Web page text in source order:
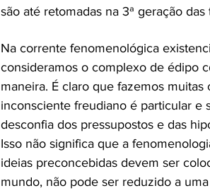
são até retomadas na 3ª geração
Na corrente fenomenológica
consideramos o complexo de édipo
maneira. É claro que fazemos
inconsciente freudiano é particular e
desconfia dos pressupostos e das
Isso não significa que a
ideias preconcebidas devem ser
mundo, não pode ser reduzido a